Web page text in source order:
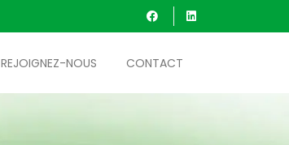
REJOIGNEZ-NOUS CONTACT